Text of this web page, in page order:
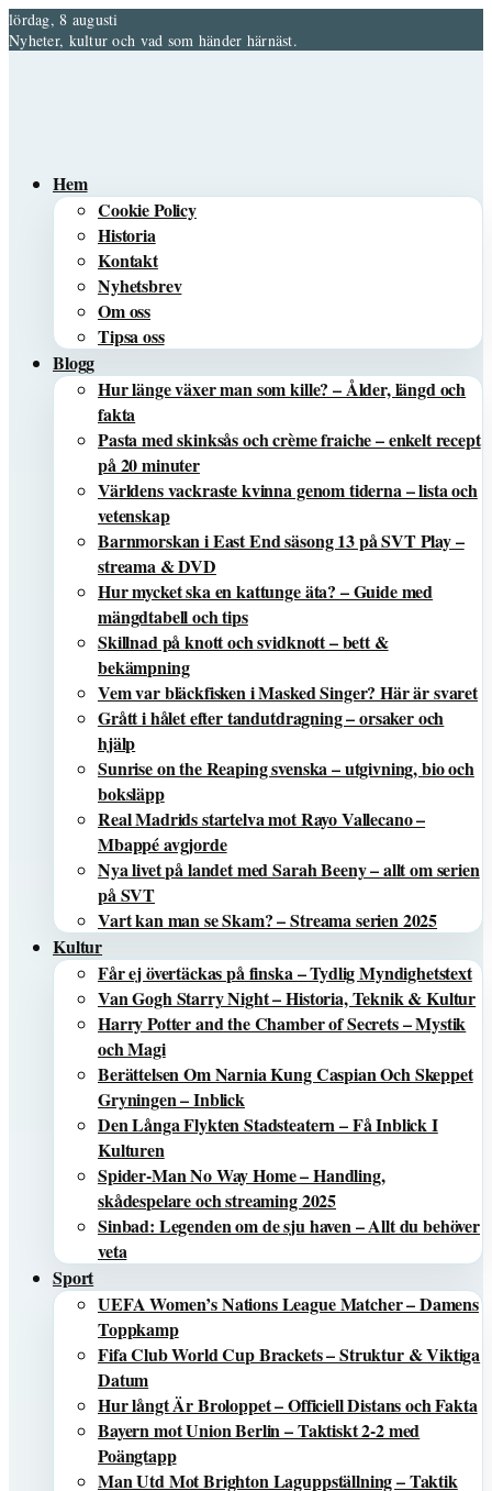
lördag, 8 augusti
Nyheter, kultur och vad som händer härnäst.
Hem
Cookie Policy
Historia
Kontakt
Nyhetsbrev
Om oss
Tipsa oss
Blogg
Hur länge växer man som kille? – Ålder, längd och
fakta
Pasta med skinksås och crème fraiche – enkelt recept
på 20 minuter
Världens vackraste kvinna genom tiderna – lista och
vetenskap
Barnmorskan i East End säsong 13 på SVT Play –
streama & DVD
Hur mycket ska en kattunge äta? – Guide med
mängdtabell och tips
Skillnad på knott och svidknott – bett &
bekämpning
Vem var bläckfisken i Masked Singer? Här är svaret
Grått i hålet efter tandutdragning – orsaker och
hjälp
Sunrise on the Reaping svenska – utgivning, bio och
boksläpp
Real Madrids startelva mot Rayo Vallecano –
Mbappé avgjorde
Nya livet på landet med Sarah Beeny – allt om serien
på SVT
Vart kan man se Skam? – Streama serien 2025
Kultur
Får ej övertäckas på finska – Tydlig Myndighetstext
Van Gogh Starry Night – Historia, Teknik & Kultur
Harry Potter and the Chamber of Secrets – Mystik
och Magi
Berättelsen Om Narnia Kung Caspian Och Skeppet
Gryningen – Inblick
Den Långa Flykten Stadsteatern – Få Inblick I
Kulturen
Spider-Man No Way Home – Handling,
skådespelare och streaming 2025
Sinbad: Legenden om de sju haven – Allt du behöver
veta
Sport
UEFA Women’s Nations League Matcher – Damens
Toppkamp
Fifa Club World Cup Brackets – Struktur & Viktiga
Datum
Hur långt Är Broloppet – Officiell Distans och Fakta
Bayern mot Union Berlin – Taktiskt 2-2 med
Poängtapp
Man Utd Mot Brighton Laguppställning – Taktik